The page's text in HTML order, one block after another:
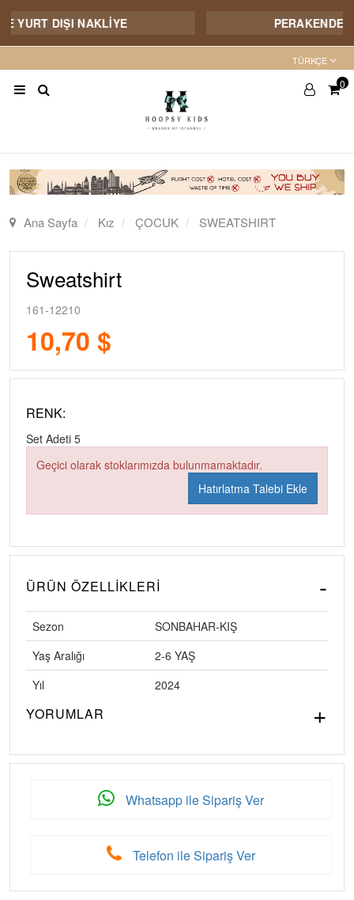
YURT DIŞI NAKLİYE PERAKENDE
TÜRKÇE
0
Ana Sayfa Kız ÇOCUK SWEATSHIRT
Sweatshirt
161-12210
10,70 $
RENK:
Set Adeti 5
Geçici olarak stoklarımızda bulunmamaktadır.
Hatırlatma Talebi Ekle
ÜRÜN ÖZELLIKLERI
Sezon
SONBAHAR-KIŞ
Yaş Aralığı
2-6 YAŞ
Yıl
2024
YORUMLAR
Whatsapp ile Sipariş Ver
Telefon ile Sipariş Ver